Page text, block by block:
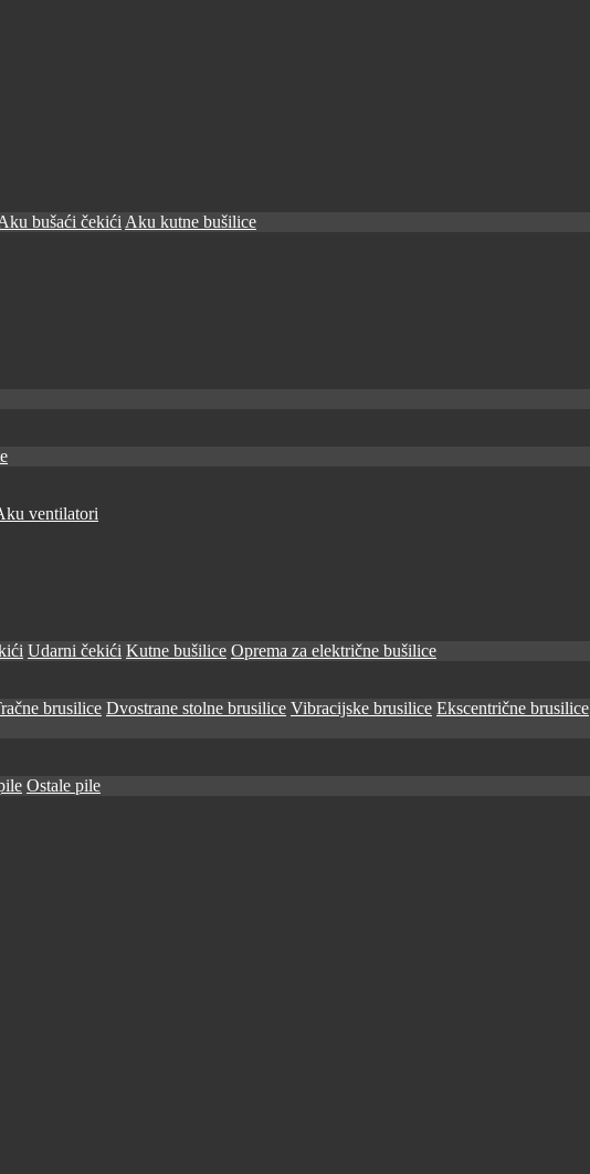
bušaći čekići Aku kutne bušilice
ventilatori
Udarni čekići Kutne bušilice Oprema za električne bušilice
brusilice Dvostrane stolne brusilice Vibracijske brusilice Ekscentrične brusilice
Ostale pile